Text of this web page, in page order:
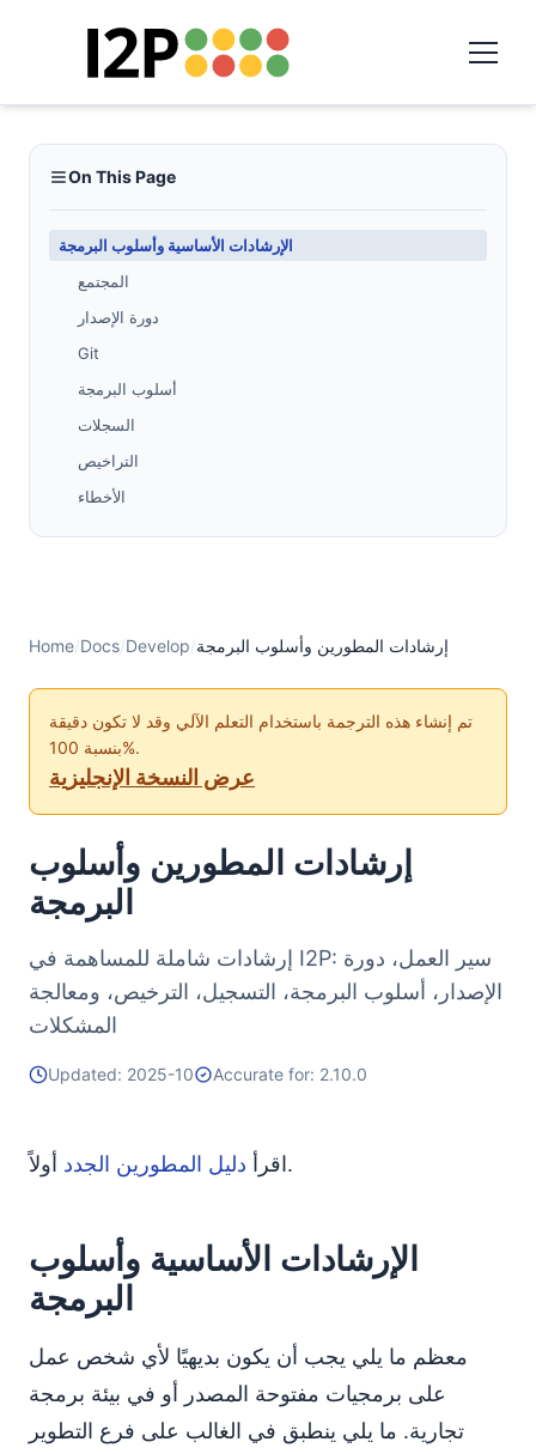
On This Page
الإرشادات الأساسية وأسلوب البرمجة
المجتمع
دورة الإصدار
Git
أسلوب البرمجة
السجلات
التراخيص
الأخطاء
Home/Docs/Develop/إرشادات المطورين وأسلوب البرمجة
تم إنشاء هذه الترجمة باستخدام التعلم الآلي وقد لا تكون دقيقة
بنسبة 100%.
عرض النسخة الإنجليزية
إرشادات المطورين وأسلوب
البرمجة
إرشادات شاملة للمساهمة في I2P: سير العمل، دورة
الإصدار، أسلوب البرمجة، التسجيل، الترخيص، ومعالجة
المشكلات
Updated: 2025-10 Accurate for: 2.10.0
اقرأ دليل المطورين الجدد أولاً.
الإرشادات الأساسية وأسلوب
البرمجة
معظم ما يلي يجب أن يكون بديهيًا لأي شخص عمل
على برمجيات مفتوحة المصدر أو في بيئة برمجة
تجارية. ما يلي ينطبق في الغالب على فرع التطوير